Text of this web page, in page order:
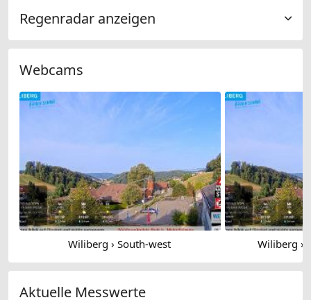
Regenradar anzeigen
Webcams
Wiliberg › South-west Wiliberg ›
Aktuelle Messwerte